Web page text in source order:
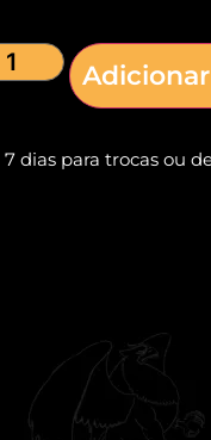
7 dias para trocas ou